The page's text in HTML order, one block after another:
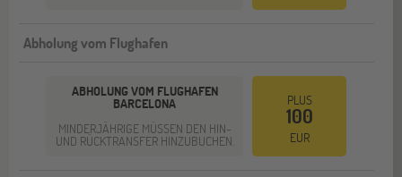
Abholung vom Flughafen
ABHOLUNG VOM FLUGHAFEN
BARCELONA
MINDERJÄHRIGE MÜSSEN DEN HIN-
UND RÜCKTRANSFER HINZUBUCHEN.
PLUS
100
EUR